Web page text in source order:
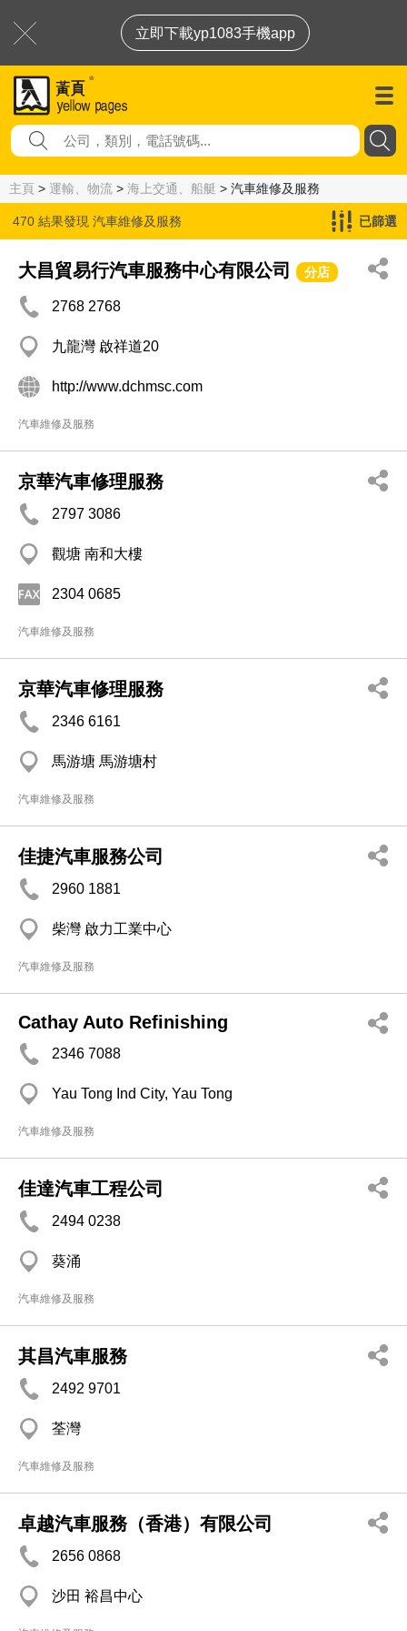
立即下載yp1083手機app
主頁 > 運輸、物流 > 海上交通、船艇 > 汽車維修及服務
470 結果發現 汽車維修及服務 已篩選
大昌貿易行汽車服務中心有限公司 分店
2768 2768
九龍灣 啟祥道20
http://www.dchmsc.com
汽車維修及服務
京華汽車修理服務
2797 3086
觀塘 南和大樓
2304 0685
汽車維修及服務
京華汽車修理服務
2346 6161
馬游塘 馬游塘村
汽車維修及服務
佳捷汽車服務公司
2960 1881
柴灣 啟力工業中心
汽車維修及服務
Cathay Auto Refinishing
2346 7088
Yau Tong Ind City, Yau Tong
汽車維修及服務
佳達汽車工程公司
2494 0238
葵涌
汽車維修及服務
其昌汽車服務
2492 9701
荃灣
汽車維修及服務
卓越汽車服務（香港）有限公司
2656 0868
沙田 裕昌中心